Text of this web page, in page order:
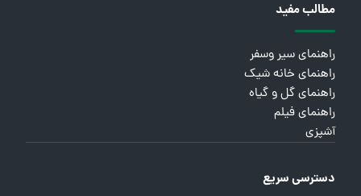
مطالب مفید
راهنمای سیر وسفر
راهنمای خانه شیک
راهنمای گل و گیاه
راهنمای فیلم
آشپزی
دسترسی سریع